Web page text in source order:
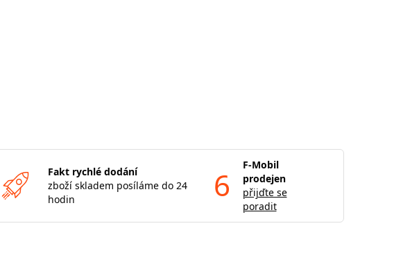
Fakt rychlé dodání
zboží skladem posíláme do 24
hodin
6
F-Mobil
prodejen
přijďte se
poradit